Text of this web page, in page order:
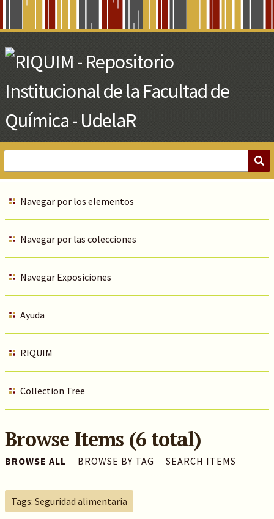
Main
Content
Navegar por los elementos
Navegar por las colecciones
Navegar Exposiciones
Ayuda
RIQUIM
Collection Tree
Browse Items (6 total)
BROWSE ALL BROWSE BY TAG SEARCH ITEMS
Tags: Seguridad alimentaria